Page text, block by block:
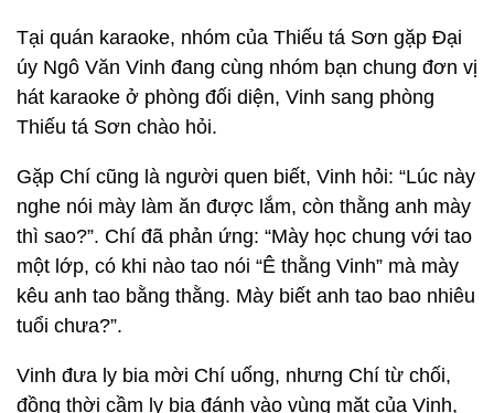
Tại quán karaoke, nhóm của Thiếu tá Sơn gặp Đại
úy Ngô Văn Vinh đang cùng nhóm bạn chung đơn vị
hát karaoke ở phòng đối diện, Vinh sang phòng
Thiếu tá Sơn chào hỏi.
Gặp Chí cũng là người quen biết, Vinh hỏi: “Lúc này
nghe nói mày làm ăn được lắm, còn thằng anh mày
thì sao?”. Chí đã phản ứng: “Mày học chung với tao
một lớp, có khi nào tao nói “Ê thằng Vinh” mà mày
kêu anh tao bằng thằng. Mày biết anh tao bao nhiêu
tuổi chưa?”.
Vinh đưa ly bia mời Chí uống, nhưng Chí từ chối,
đồng thời cầm ly bia đánh vào vùng mặt của Vinh,